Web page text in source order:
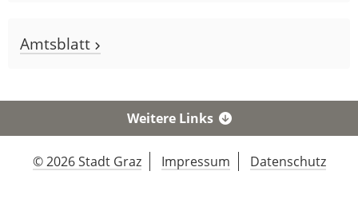
Amtsblatt
Weitere Links
© 2026 Stadt Graz Impressum Datenschutz